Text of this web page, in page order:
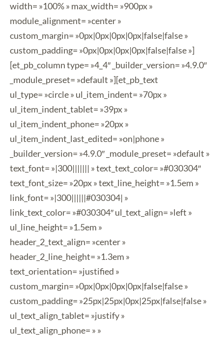
width= »100% » max_width= »900px »
module_alignment= »center »
custom_margin= »0px|0px|0px|0px|false|false »
custom_padding= »0px|0px|0px|0px|false|false »]
[et_pb_column type= »4_4″ _builder_version= »4.9.0″
_module_preset= »default »][et_pb_text
ul_type= »circle » ul_item_indent= »70px »
ul_item_indent_tablet= »39px »
ul_item_indent_phone= »20px »
ul_item_indent_last_edited= »on|phone »
_builder_version= »4.9.0″ _module_preset= »default »
text_font= »|300||||||| » text_text_color= »#030304″
text_font_size= »20px » text_line_height= »1.5em »
link_font= »|300||||||#030304| »
link_text_color= »#030304″ ul_text_align= »left »
ul_line_height= »1.5em »
header_2_text_align= »center »
header_2_line_height= »1.3em »
text_orientation= »justified »
custom_margin= »0px|0px|0px|0px|false|false »
custom_padding= »25px|25px|0px|25px|false|false »
ul_text_align_tablet= »justify »
ul_text_align_phone= » »